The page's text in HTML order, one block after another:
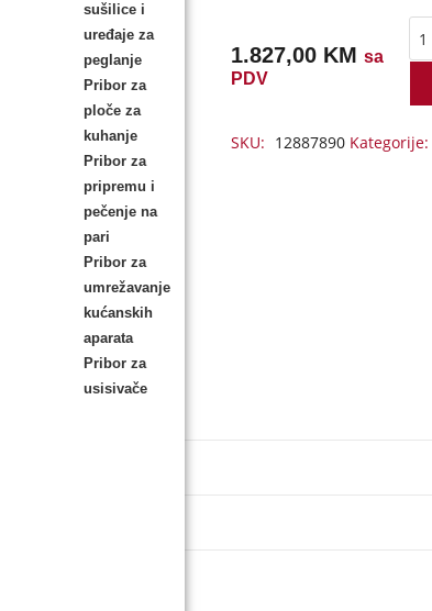
sušilice i
uređaje za
peglanje
Pribor za
ploče za
kuhanje
Pribor za
pripremu i
pečenje na
pari
Pribor za
umrežavanje
kućanskih
aparata
Pribor za
usisivače
1.827,00 KM sa
PDV
SKU: 12887890 Kategorije: